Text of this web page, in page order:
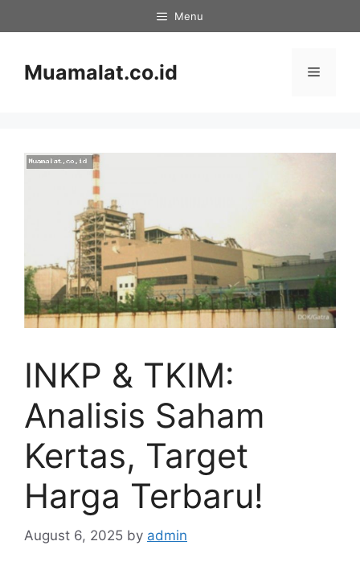
to
Menu
Muamalat.co.id Menu
INKP & TKIM:
Analisis Saham
Kertas, Target
Harga Terbaru!
August 6, 2025 by admin